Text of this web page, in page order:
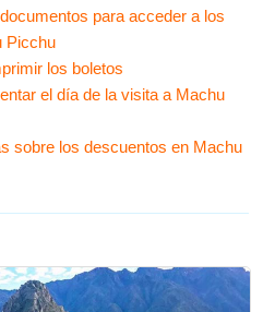
para acceder a los
Picchu
los boletos
el día de la visita a Machu
sobre los descuentos en Machu